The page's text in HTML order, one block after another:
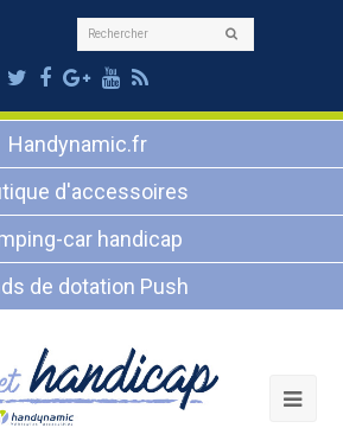
Rechercher
Twitter
Facebook
Google
Plus
Youtube
RSS
Handynamic.fr
d'accessoires
car handicap
de dotation Push